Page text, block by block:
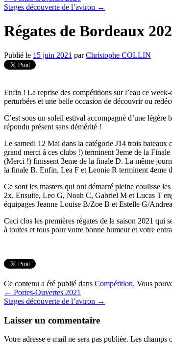
Stages découverte de l’aviron →
Régates de Bordeaux
Publié le 15 juin 2021 par Christophe COLLIN
Enfin ! La reprise des compétitions sur l’eau ce
perturbées et une belle occasion de découvrir ou
C’est sous un soleil estival accompagné d’une
répondu présent sans démérité !
Le samedi 12 Mai dans la catégorie J14 trois
grand merci à ces clubs !) terminent 3eme de la
(Merci !) finissent 3eme de la finale D. La même
la finale B. Enfin, Lea F et Leonie R terminent 4eme
Ce sont les masters qui ont démarré pleine coulisse
2x. Ensuite, Leo G, Noah C, Gabriel M et Lucas T
équipages Jeanne Louise B/Zoe B et Estelle G/
Ceci clos les premières régates de la saison 2021 qui
à toutes et tous pour votre bonne humeur et votre
Ce contenu a été publié dans Compétition. Vous
← Portes-Ouvertes 2021
Stages découverte de l’aviron →
Laisser un commentaire
Votre adresse e-mail ne sera pas publiée. Les champs